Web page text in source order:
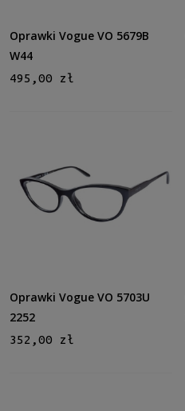
Oprawki Vogue VO 5679B
W44
495,00 zł
Oprawki Vogue VO 5703U
2252
352,00 zł